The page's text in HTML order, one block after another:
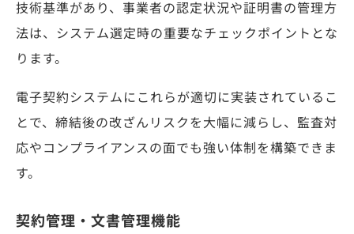
技術基準があり、事業者の認定状況や証明書の管理方
法は、システム選定時の重要なチェックポイントとな
ります。
電子契約システムにこれらが適切に実装されているこ
とで、締結後の改ざんリスクを大幅に減らし、監査対
応やコンプライアンスの面でも強い体制を構築できま
す。
契約管理・文書管理機能